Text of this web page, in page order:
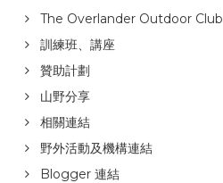
The Overlander Outdoor Club
訓練班、講座
贊助計劃
山野分享
相關連結
野外活動及機構連結
Blogger 連結